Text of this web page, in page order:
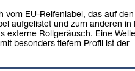
vom EU-Reifenlabel, das auf den
aufgelistet und zum anderen in
externe Rollgeräusch. Eine
besonders tiefem Profil ist der